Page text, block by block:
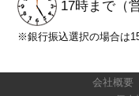
17時まで （
※銀行振込選択の場合は
会社概要